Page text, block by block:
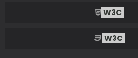
VENDA E ALUGUEL DE TENDAS W3C
W3C